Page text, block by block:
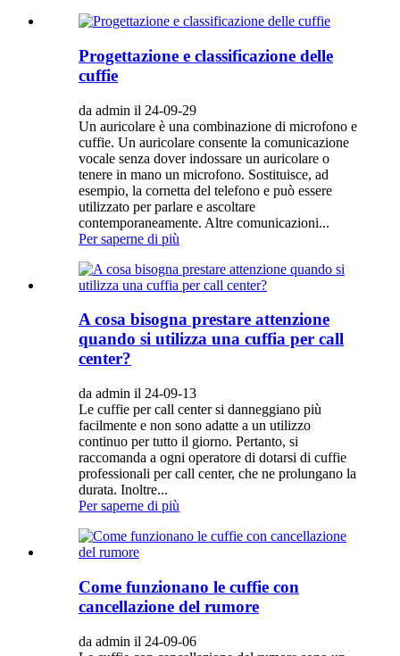
Progettazione e classificazione delle
cuffie
da admin il 24-09-29
Un auricolare è una combinazione di microfono e
cuffie. Un auricolare consente la comunicazione
vocale senza dover indossare un auricolare o
tenere in mano un microfono. Sostituisce, ad
esempio, la cornetta del telefono e può essere
utilizzato per parlare e ascoltare
contemporaneamente. Altre comunicazioni...
Per saperne di più
A cosa bisogna prestare attenzione
quando si utilizza una cuffia per call
center?
da admin il 24-09-13
Le cuffie per call center si danneggiano più
facilmente e non sono adatte a un utilizzo
continuo per tutto il giorno. Pertanto, si
raccomanda a ogni operatore di dotarsi di cuffie
professionali per call center, che ne prolungano la
durata. Inoltre...
Per saperne di più
Come funzionano le cuffie con
cancellazione del rumore
da admin il 24-09-06